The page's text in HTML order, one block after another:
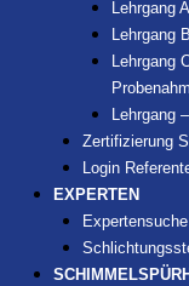
Lehrgang
Lehrgang
Lehrgang
Lehrgang
Zertifizierung
Login
EXPERTEN
Expertensuche